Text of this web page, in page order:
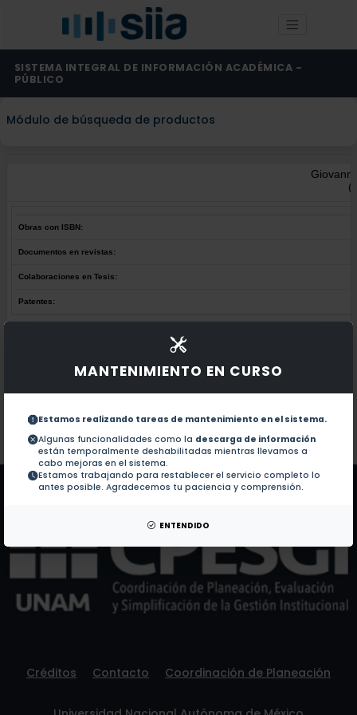
MANTENIMIENTO EN CURSO
Estamos realizando tareas de mantenimiento en el sistema.
Algunas funcionalidades como la descarga de información
están temporalmente deshabilitadas mientras llevamos a
cabo mejoras en el sistema.
Estamos trabajando para restablecer el servicio completo lo
antes posible. Agradecemos tu paciencia y comprensión.
ENTENDIDO
SISTEMA INTEGRAL DE INFORMACIÓN ACADÉMICA -
PÚBLICO
Módulo de búsqueda de productos
Obras con ISBN:
Documentos en revistas:
Colaboraciones en Tesis:
Patentes:
No hay obras de este autor.
Documentos en revistas:
Colaboraciones en Tesis:
Patentes: No hay patentes de este autor.
Créditos Contacto Coordinación de Planeación